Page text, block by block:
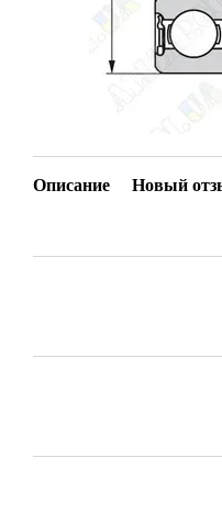
Описание Новый